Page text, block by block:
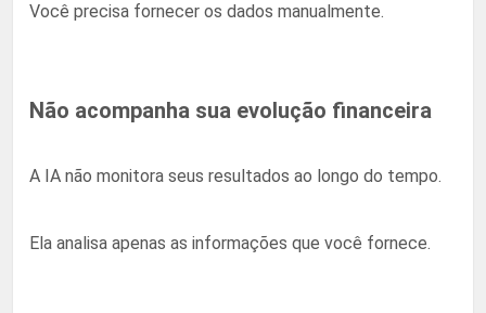
Você precisa fornecer os dados manualmente.
Não acompanha sua evolução financeira
A IA não monitora seus resultados ao longo do tempo.
Ela analisa apenas as informações que você fornece.